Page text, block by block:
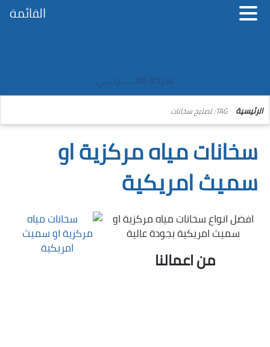
شركة العــــــربـــي
الرئيسية TAG: تصليح سخانات
سخانات مياه مركزية او
سميث امريكية
افضل انواع سخانات مياه مركزية او
سميث امريكية بجودة عالية
من اعمالنا
القائمة